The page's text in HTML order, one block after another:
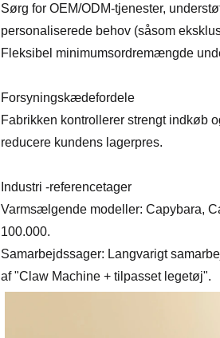
Sørg for OEM/ODM-tjenester,
personaliserede behov (såsom
Fleksibel minimumsordremængde
Forsyningskædefordele
Fabrikken kontrollerer strengt indkøb
reducere kundens lagerpres.
Industri -referencetager
Varmsælgende modeller: Capybara,
100.000.
Samarbejdssager: Langvarigt
af "Claw Machine + tilpasset legetøj".